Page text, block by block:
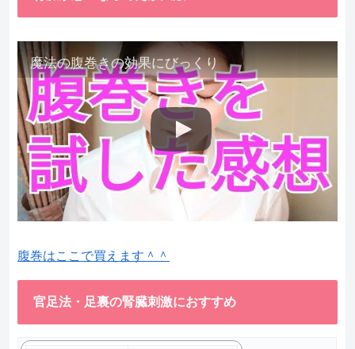
魔法の腹巻きの効果にびっくり
腹巻はここで買えます＾＾
官足法・足裏の腎臓刺激におすすめ